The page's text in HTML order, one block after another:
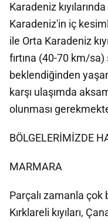
Karadeniz
Karadeniz'in iç
ile Orta Karadeniz
fırtına (40-70 km/
beklendiğinden
karşı ulaşımda
olunması
BÖLGELERİMİZDE
MARMARA
Parçalı zamanla
Kırklareli kıyıları,